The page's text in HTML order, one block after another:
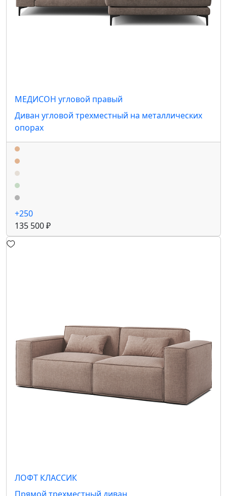
МЕДИСОН угловой правый
Диван угловой трехместный на металлических
опорах
+250
135 500 ₽
ЛОФТ КЛАССИК